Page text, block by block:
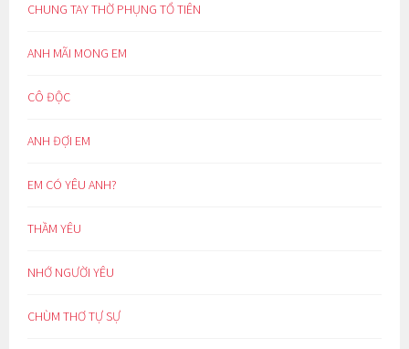
CHUNG TAY THỜ PHỤNG TỔ TIÊN
ANH MÃI MONG EM
CÔ ĐỘC
ANH ĐỢI EM
EM CÓ YÊU ANH?
THẦM YÊU
NHỚ NGƯỜI YÊU
CHÙM THƠ TỰ SỰ